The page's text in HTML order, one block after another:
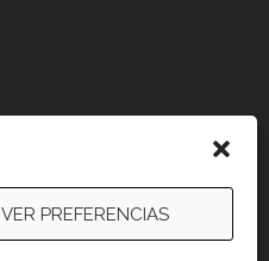
VER PREFERENCIAS